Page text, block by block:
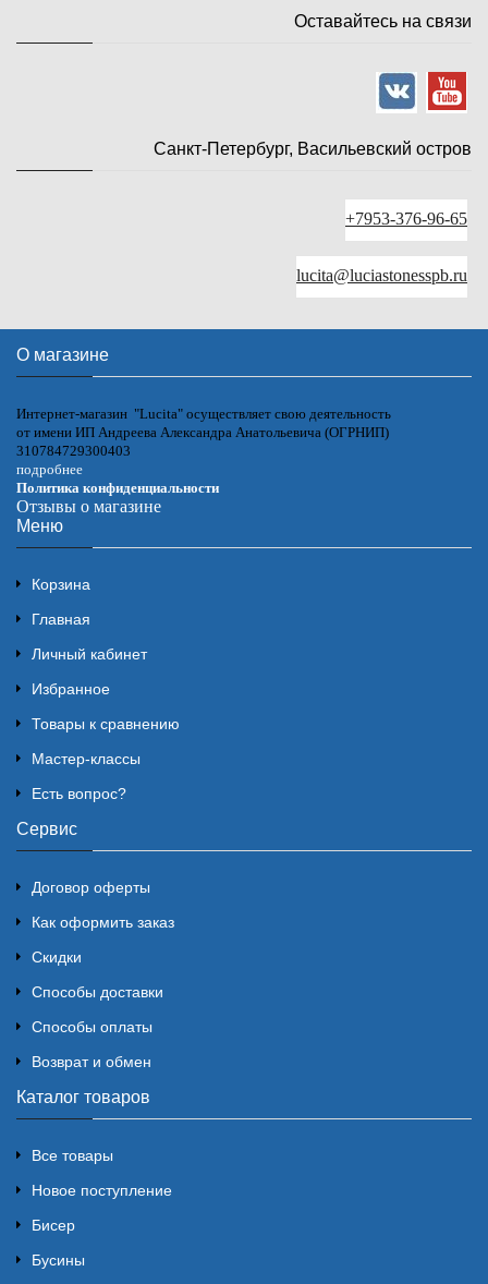
Оставайтесь на связи
Санкт-Петербург, Васильевский остров
+7953-376-96-65
lucita@luciastonesspb.ru
О магазине
Интернет-магазин "Lucita" осуществляет свою деятельность
от имени ИП Андреева Александра Анатольевича (ОГРНИП)
310784729300403
подробнее
Политика конфиденциальности
Отзывы о магазине
Меню
Корзина
Главная
Личный кабинет
Избранное
Товары к сравнению
Мастер-классы
Есть вопрос?
Сервис
Договор оферты
Как оформить заказ
Скидки
Способы доставки
Способы оплаты
Возврат и обмен
Каталог товаров
Все товары
Новое поступление
Бисер
Бусины